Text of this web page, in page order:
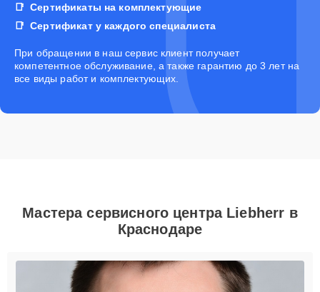
Сертификаты на комплектующие
Сертификат у каждого специалиста
При обращении в наш сервис клиент получает
компетентное обслуживание, а также гарантию до 3 лет на
все виды работ и комплектующих.
Мастера сервисного центра Liebherr в
Краснодаре